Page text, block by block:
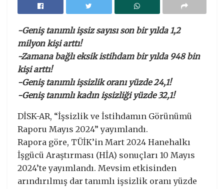
-Geniş tanımlı işsiz sayısı son bir yılda 1,2
milyon kişi arttı!
-Zamana bağlı eksik istihdam bir yılda 948 bin
kişi arttı!
-Geniş tanımlı işsizlik oranı yüzde 24,1!
-Geniş tanımlı kadın işsizliği yüzde 32,1!
DİSK-AR, “İşsizlik ve İstihdamın Görünümü
Raporu Mayıs 2024” yayımlandı.
Rapora göre, TÜİK’in Mart 2024 Hanehalkı
İşgücü Araştırması (HİA) sonuçları 10 Mayıs
2024’te yayımlandı. Mevsim etkisinden
arındırılmış dar tanımlı işsizlik oranı yüzde